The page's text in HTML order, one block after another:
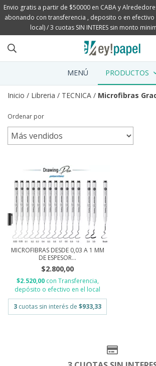
Envio gratis a partir de $50000 en CABA y
abonando con transferencia , deposito o en
local) / 3 cuotas SIN INTERES sin monto
MENÚ PRODUCTOS
Inicio / Libreria / TECNICA / Microfibras
Ordenar por
MICROFIBRAS DESDE 0,03 A 1 MM
DE ESPESOR...
$2.800,00
$2.520,00 con Transferencia,
depósito o efectivo en el local
3 cuotas sin interés de $933,33